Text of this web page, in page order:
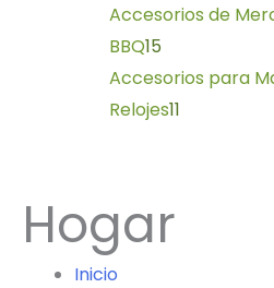
Accesorios de
BBQ15
Accesorios para
Relojes11
Hogar
Inicio